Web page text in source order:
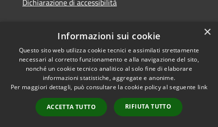
Dichiarazione di accessibilità
RSS
Accessibilità
Privacy
Cookie
Mappa del sito
Sito Precedente
Copyright © 2026 • Comune di
Pedara • Powered by
Municipium•Accesso
redazione
×
Informazioni sui cookie
Questo sito web utilizza cookie tecnici e assimilati strettamente
necessari al corretto funzionamento e alla navigazione del sito,
nonché un cookie tecnico analitico al solo fine di elaborare
informazioni statistiche, aggregate e anonime.
Per maggiori dettagli, può consultare la cookie policy al seguente link
ACCETTA TUTTO RIFIUTA TUTTO